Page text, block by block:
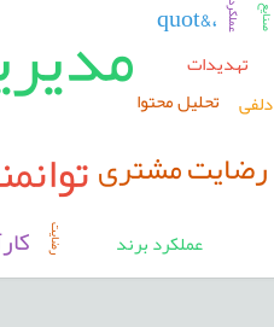
رضایت مشتری
،&quot
تهدیدات
تحلیل محتوا
عملکرد برند
دلفی
رضایت
عملکرد